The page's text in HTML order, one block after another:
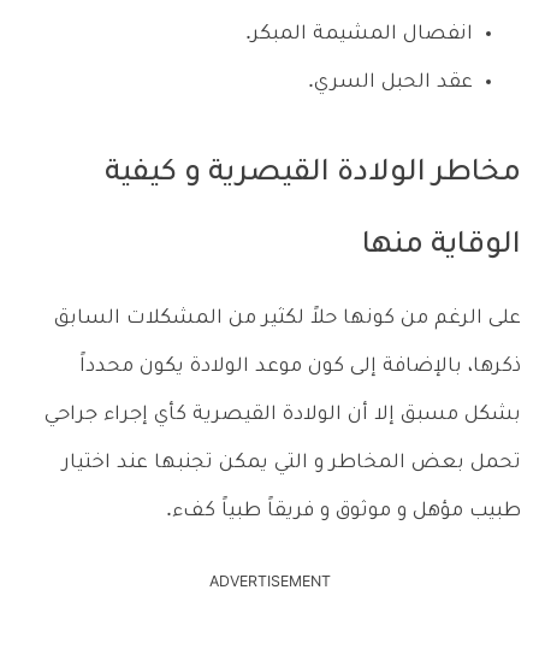
انفصال المشيمة المبكر.
عقد الحبل السري.
مخاطر الولادة القيصرية و كيفية
الوقاية منها
على الرغم من كونها حلاً لكثير من المشكلات السابق
ذكرها، بالإضافة إلى كون موعد الولادة يكون محدداً
بشكل مسبق إلا أن الولادة القيصرية كأي إجراء جراحي
تحمل بعض المخاطر و التي يمكن تجنبها عند اختيار
طبيب مؤهل و موثوق و فريقاً طبياً كفء.
ADVERTISEMENT